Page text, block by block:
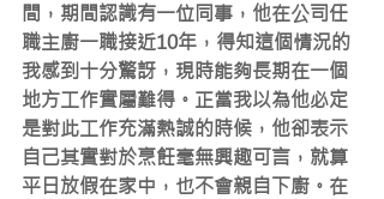
間，期間認識有一位同事，他在公司任
職主廚一職接近10年，得知這個情況的
我感到十分驚訝，現時能夠長期在一個
地方工作實屬難得。正當我以為他必定
是對此工作充滿熱誠的時候，他卻表示
自己其實對於烹飪毫無興趣可言，就算
平日放假在家中，也不會親自下廚。在